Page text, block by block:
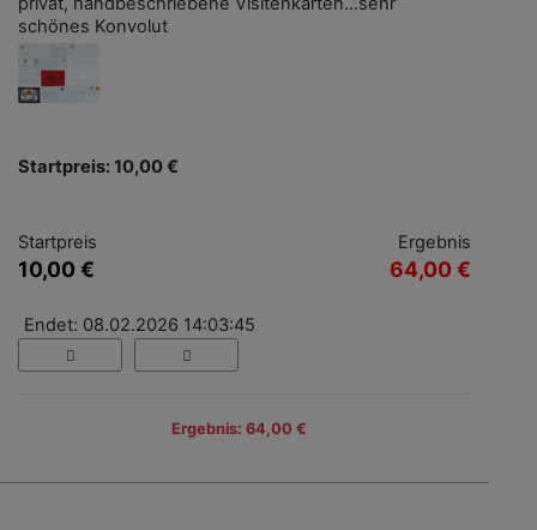
schönes Konvolut
Startpreis: 10,00 €
Startpreis
10,00 €
Ergebnis
64,00 €
Endet: 08.02.2026 14:03:45
Ergebnis: 64,00 €